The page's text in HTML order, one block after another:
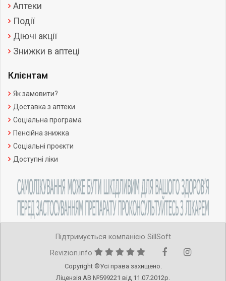
Аптеки
Події
Діючі акції
Знижки в аптеці
Клієнтам
Як замовити?
Доставка з аптеки
Соціальна програма
Пенсійна знижка
Соціальні проєкти
Доступні ліки
Copyright ©Усі права захищено.
Ліцензія АВ №599221 від 11.07.2012р.
Підтримується компанією SillSoft
Revizion.info